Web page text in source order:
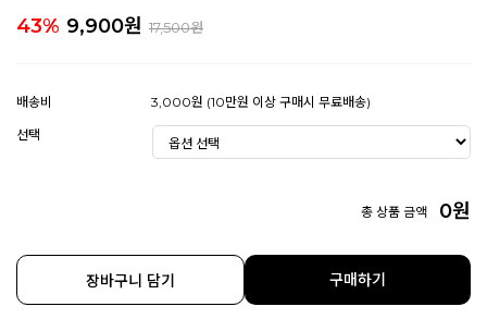
43% 9,900원 17,500원
배송비
3,000원 (10만원 이상 구매시 무료배송)
선택
총 상품 금액 0원
장바구니 담기 구매하기